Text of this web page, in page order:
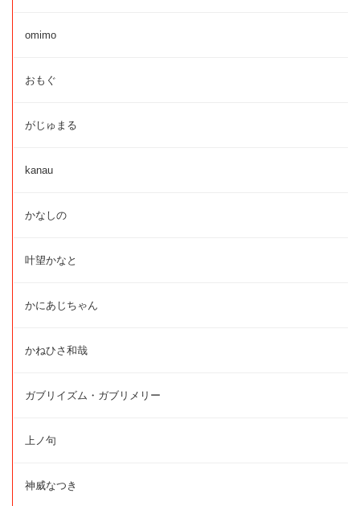
omimo
おもぐ
がじゅまる
kanau
かなしの
叶望かなと
かにあじちゃん
かねひさ和哉
ガブリイズム・ガブリメリー
上ノ句
神威なつき